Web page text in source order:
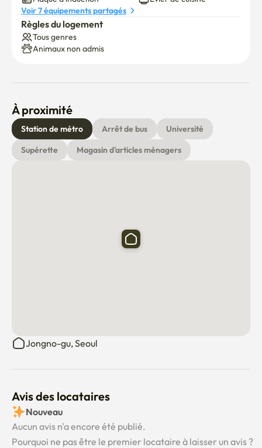
Voir 7 équipements partagés
Règles du logement
Tous genres
Animaux non admis
À proximité
Station de métro Arrêt de bus
Université
Supérette
Magasin d'articles ménagers
Jongno-gu, Seoul
Avis des locataires
Nouveau
Aucun avis n'a encore été publié.
Pourquoi ne pas être le premier locataire à laisser un avis ?